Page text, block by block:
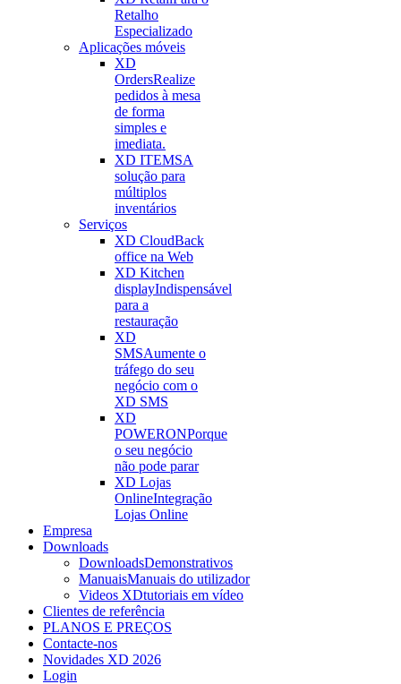
Retalho
Especializado
Aplicações móveis
XD
OrdersRealize
pedidos à mesa
de forma
simples e
imediata.
XD ITEMSA
solução para
múltiplos
inventários
Serviços
XD CloudBack
office na Web
XD Kitchen
displayIndispensável
para a
restauração
XD
SMSAumente o
tráfego do seu
negócio com o
XD SMS
XD
POWERONPorque
o seu negócio
não pode parar
XD Lojas
OnlineIntegração
Lojas Online
Empresa
Downloads
DownloadsDemonstrativos
ManuaisManuais do utilizador
Videos XDtutoriais em vídeo
Clientes de referência
PLANOS E PREÇOS
Contacte-nos
Novidades XD 2026
Login